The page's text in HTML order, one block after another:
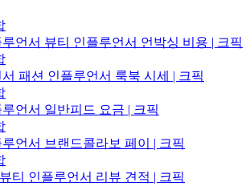
언서 뷰티 인플루언서 언박싱 비용 | 크픽
패션 인플루언서 룩북 시세 | 크픽
언서 일반피드 요금 | 크픽
언서 브랜드콜라보 페이 | 크픽
티 인플루언서 리뷰 견적 | 크픽